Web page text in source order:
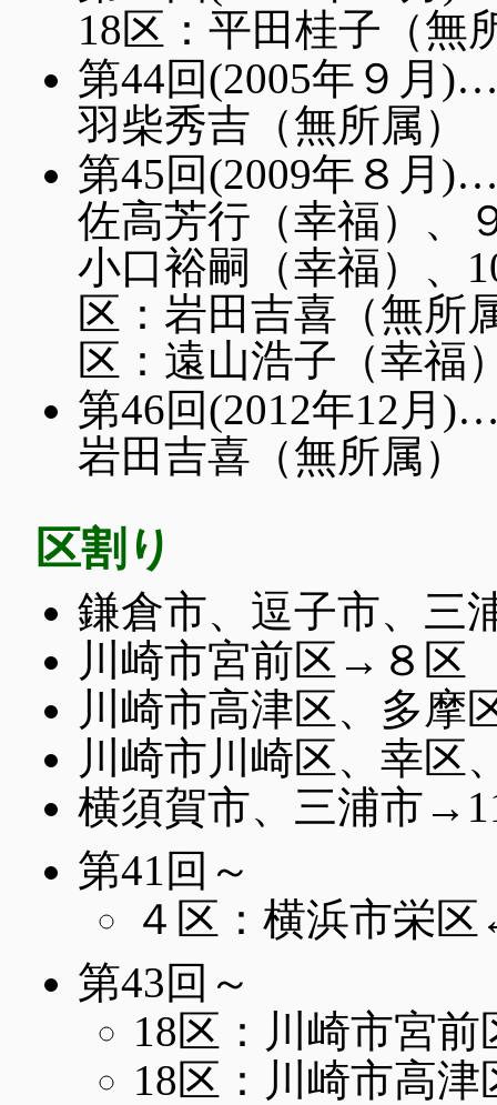
18区：平田桂子（無
第44回(2005年９月
羽柴秀吉（無所属）
第45回(2009年８月
佐高芳行（幸福）、
小口裕嗣（幸福）、
区：岩田吉喜（無所
区：遠山浩子（幸福
第46回(2012年12月
岩田吉喜（無所属）
区割り
鎌倉市、逗子市、三
川崎市宮前区→８区
川崎市高津区、多
川崎市川崎区、幸区
横須賀市、三浦市
第41回～
４区：横浜市栄
第43回～
18区：川崎市宮
18区：川崎市高